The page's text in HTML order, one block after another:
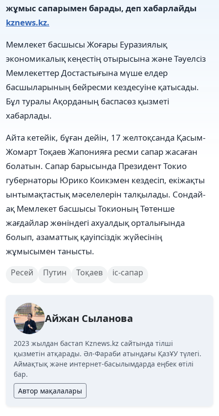
жұмыс сапарымен барады, деп хабарлайды
kznews.kz.
Мемлекет басшысы Жоғары Еуразиялық
экономикалық кеңестің отырысына және Тәуелсіз
Мемлекеттер Достастығына мүше елдер
басшыларының бейресми кездесуіне қатысады.
Бұл туралы Ақорданың баспасөз қызметі
хабарлады.
Айта кетейік, бұған дейін, 17 желтоқсанда Қасым-
Жомарт Тоқаев Жапонияға ресми сапар жасаған
болатын. Сапар барысында Президент Токио
губернаторы Юрико Коикэмен кездесіп, екіжақты
ынтымақтастық мәселелерін талқылады. Сондай-
ақ Мемлекет басшысы Токионың Төтенше
жағдайлар жөніндегі ахуалдық орталығында
болып, азаматтық қауіпсіздік жүйесінің
жұмысымен танысты.
Ресей Путин Тоқаев іс-сапар
Айжан Сыланова
2023 жылдан бастап Kznews.kz сайтында тілші
қызметін атқарады. Әл-Фараби атындағы ҚазҰУ түлегі.
Аймақтық және интернет-басылымдарда еңбек өтілі
бар.
Автор мақалалары